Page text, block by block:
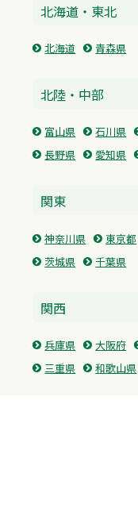
北海道・東北
北海道 青森県
北陸・中部
富山県 石川県
長野県
愛知県
関東
神奈川県 東京都
茨城県
千葉県
関西
兵庫県 大阪府
三重県
和歌山県